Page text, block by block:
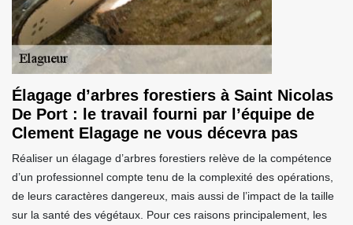
Élagage d’arbres forestiers à Saint Nicolas
De Port : le travail fourni par l’équipe de
Clement Elagage ne vous décevra pas
Réaliser un élagage d’arbres forestiers relève de la compétence
d’un professionnel compte tenu de la complexité des opérations,
de leurs caractères dangereux, mais aussi de l’impact de la taille
sur la santé des végétaux. Pour ces raisons principalement, les